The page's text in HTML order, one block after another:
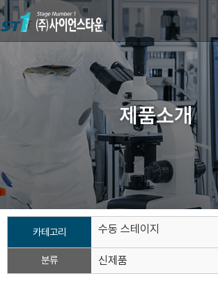
제품소개
카테고리 수동 스테이지
분류 신제품